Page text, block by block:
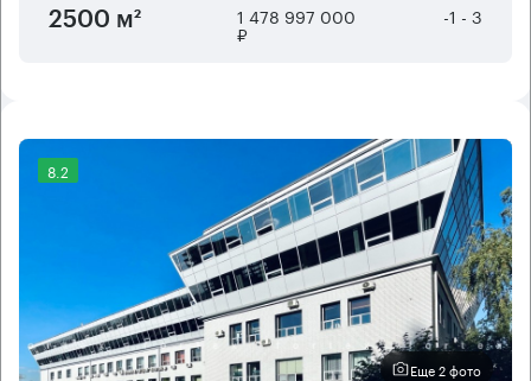
2500 м² 1 478 997 000
₽
-1 - 3
8.2
Еще 2 фото